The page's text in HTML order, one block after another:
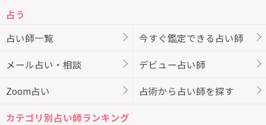
占う
占い師一覧
今すぐ鑑定できる占い師
メール占い・相談 デビュー占い師
Zoom占い 占術から占い師を探す
カテゴリ別占い師ランキング